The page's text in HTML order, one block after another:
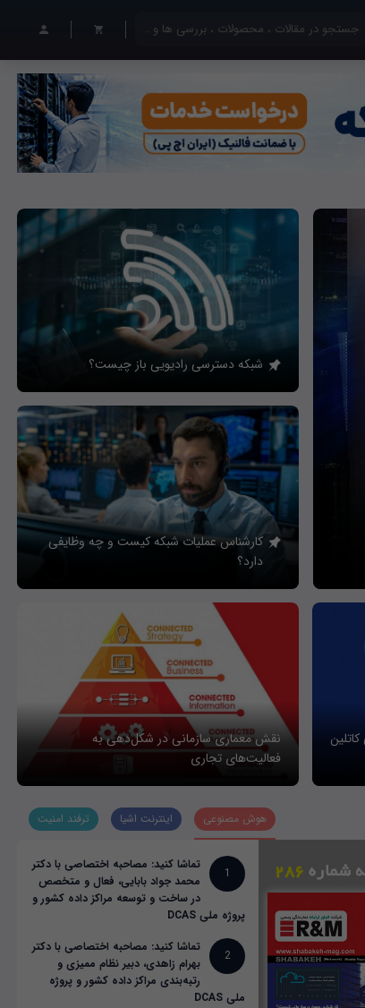
کلیدی خود را وارد کنید
شبکه دسترسی رادیویی باز چیست؟
کارشناس عملیات شبکه کیست و چه وظایفی
دارد؟
نقش معماری سازمانی در شکل‌دهی به
فعالیت‌های تجاری
هوش مصنوعی اینترنت اشیا ترفند امنیت
1
تماشا کنید: مصاحبه اختصاصی با دکتر
محمد جواد بابایی، فعال و متخصص
در ساخت و توسعه مراکز داده کشور و
پروژه ملی DCAS
2
تماشا کنید: مصاحبه اختصاصی با دکتر
بهرام زاهدی، دبیر نظام ممیزی و
رتبه‌بندی مراکز داده کشور و پروژه
ملی DCAS